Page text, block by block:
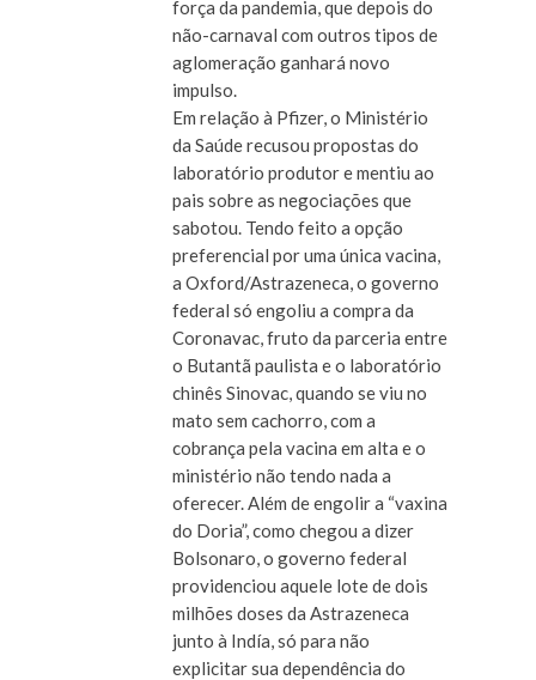
força da pandemia, que depois do
não-carnaval com outros tipos de
aglomeração ganhará novo
impulso.
Em relação à Pfizer, o Ministério
da Saúde recusou propostas do
laboratório produtor e mentiu ao
pais sobre as negociações que
sabotou. Tendo feito a opção
preferencial por uma única vacina,
a Oxford/Astrazeneca, o governo
federal só engoliu a compra da
Coronavac, fruto da parceria entre
o Butantã paulista e o laboratório
chinês Sinovac, quando se viu no
mato sem cachorro, com a
cobrança pela vacina em alta e o
ministério não tendo nada a
oferecer. Além de engolir a “vaxina
do Doria”, como chegou a dizer
Bolsonaro, o governo federal
providenciou aquele lote de dois
milhões doses da Astrazeneca
junto à Indía, só para não
explicitar sua dependência do